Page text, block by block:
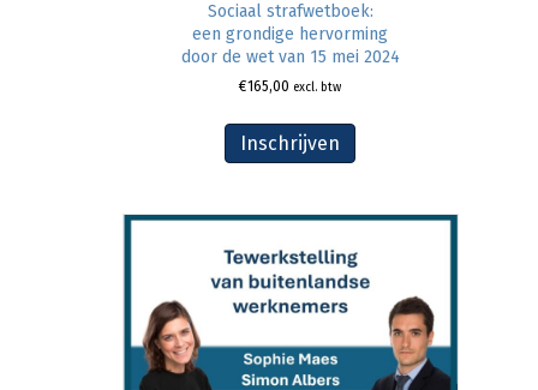
Sociaal strafwetboek:
een grondige hervorming
door de wet van 15 mei 2024
€165,00 excl. btw
Inschrijven